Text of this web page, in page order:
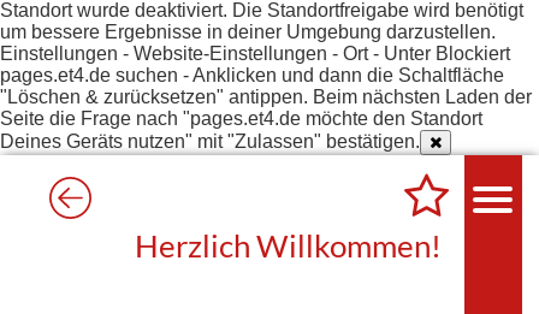
Standort wurde deaktiviert. Die Standortfreigabe wird benötigt
um bessere Ergebnisse in deiner Umgebung darzustellen.
Einstellungen - Website-Einstellungen - Ort - Unter Blockiert
pages.et4.de suchen - Anklicken und dann die Schaltfläche
"Löschen & zurücksetzen" antippen. Beim nächsten Laden der
Seite die Frage nach "pages.et4.de möchte den Standort
Deines Geräts nutzen" mit "Zulassen" bestätigen.
Herzlich Willkommen!